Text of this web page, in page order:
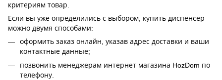
критериям товар.
Если вы уже определились с выбором, купить диспенсер
можно двумя способами:
оформить заказ онлайн, указав адрес доставки и ваши
контактные данные;
позвонить менеджерам интернет магазина HozDom по
телефону.